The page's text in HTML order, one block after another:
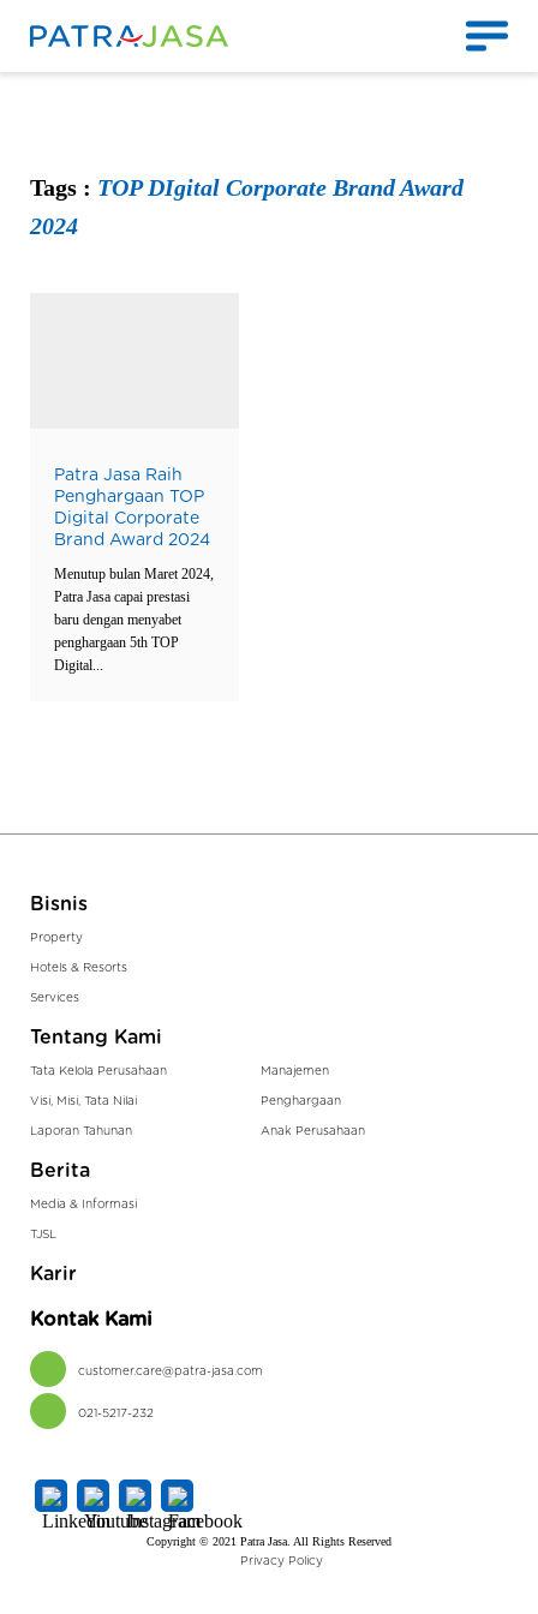
Tags : TOP DIgital Corporate Brand Award
2024
Patra Jasa Raih
Penghargaan TOP
Digital Corporate
Brand Award 2024
Menutup bulan Maret 2024,
Patra Jasa capai prestasi
baru dengan menyabet
penghargaan 5th TOP
Digital...
Bisnis
Property
Hotels & Resorts
Services
Tentang Kami
Tata Kelola Perusahaan
Visi, Misi, Tata Nilai
Laporan Tahunan
Manajemen
Penghargaan
Anak Perusahaan
Berita
Media & Informasi
TJSL
Karir
Kontak Kami
customer.care@patra-jasa.com
021-5217-232
Copyright © 2021 Patra Jasa. All Rights Reserved
Privacy Policy